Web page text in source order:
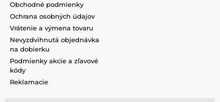
Obchodné podmienky
Ochrana osobných údajov
Vrátenie a výmena tovaru
Nevyzdvihnutá objednávka
na dobierku
Podmienky akcie a zľavové
kódy
Reklamacie